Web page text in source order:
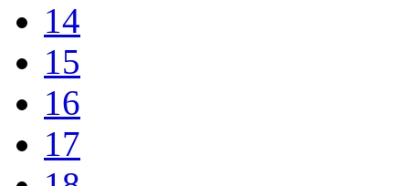
14
15
16
17